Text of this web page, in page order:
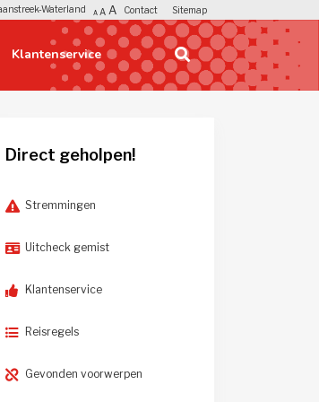
Waterland A A A Contact Sitemap
Klantenservice
Direct geholpen!
Stremmingen
Uitcheck gemist
Klantenservice
Reisregels
Gevonden voorwerpen